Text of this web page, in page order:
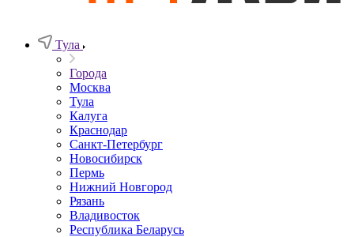
Тула
Города
Москва
Тула
Калуга
Краснодар
Санкт-Петербург
Новосибирск
Пермь
Нижний Новгород
Рязань
Владивосток
Республика Беларусь